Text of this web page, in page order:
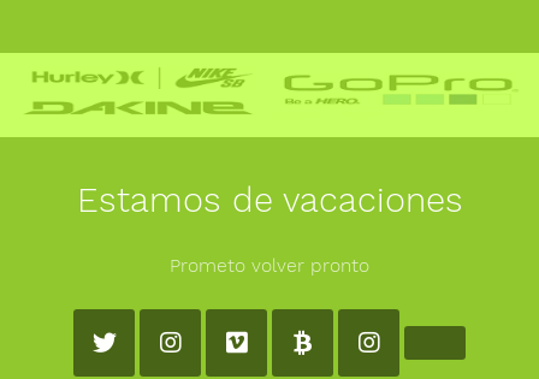
Estamos de vacaciones
Prometo volver pronto